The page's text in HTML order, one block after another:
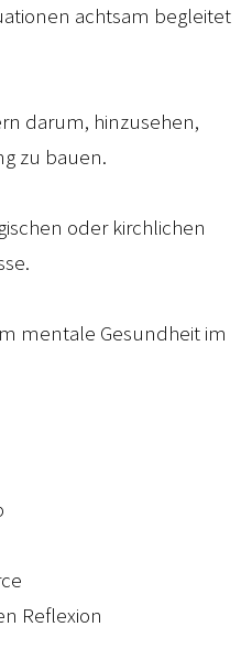
achtsam begleitet
darum, hinzusehen,
zu bauen.
oder kirchlichen
mentale Gesundheit im
Reflexion